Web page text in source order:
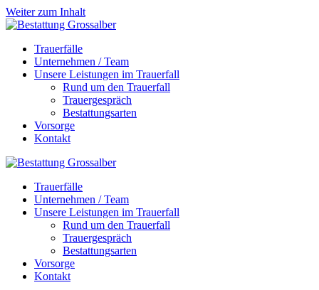
Weiter zum Inhalt
Trauerfälle
Unternehmen / Team
Unsere Leistungen im Trauerfall
Rund um den Trauerfall
Trauergespräch
Bestattungsarten
Vorsorge
Kontakt
Trauerfälle
Unternehmen / Team
Unsere Leistungen im Trauerfall
Rund um den Trauerfall
Trauergespräch
Bestattungsarten
Vorsorge
Kontakt